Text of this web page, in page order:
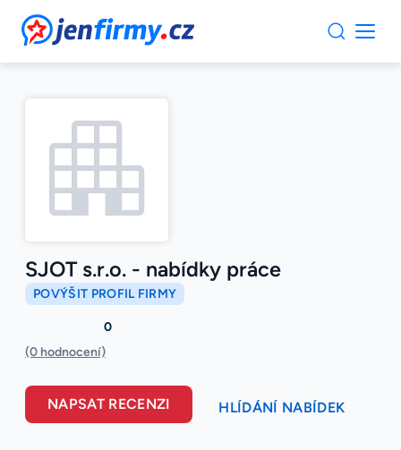
JenFirmy.cz
SJOT s.r.o. - nabídky práce
POVÝŠIT PROFIL FIRMY
0
(0 hodnocení)
NAPSAT RECENZI HLÍDÁNÍ NABÍDEK